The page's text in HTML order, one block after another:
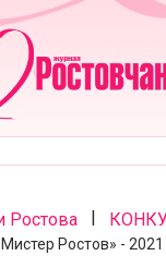
Ростова |
Ростов» - 2021